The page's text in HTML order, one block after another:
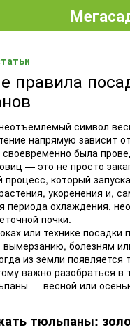
правила
символ
напрямую зависит
была
— это не просто
который
укоренения и,
периода охлаждения,
почки.
или технике посадки
болезням
из земли появляется
важно разобраться в
— весной или
тюльпаны: